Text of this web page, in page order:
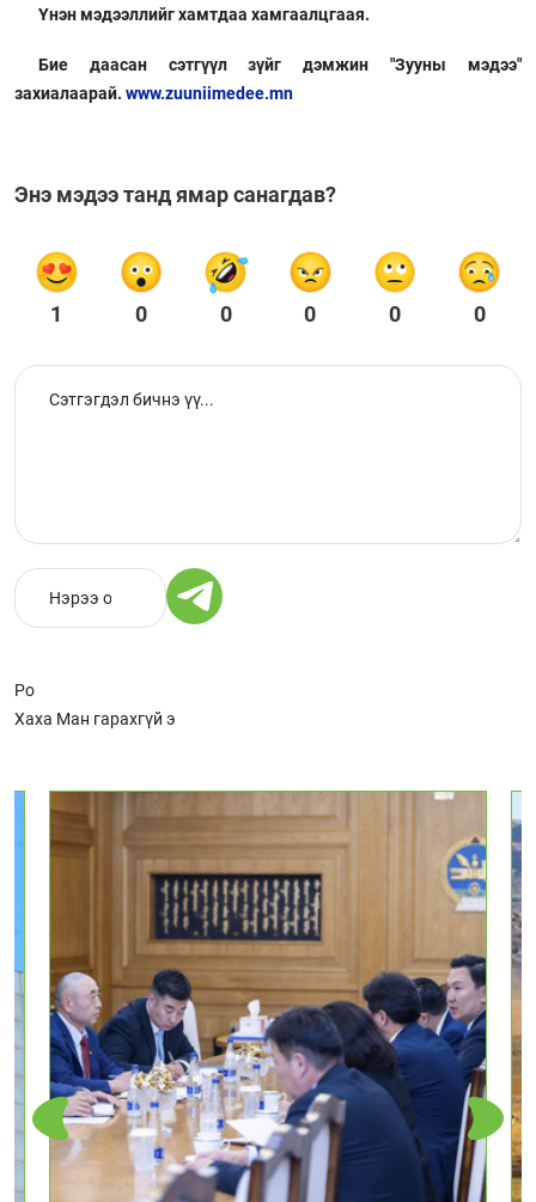
Үнэн мэдээллийг хамтдаа хамгаалцгаая.
Бие даасан сэтгүүл зүйг дэмжин "Зууны мэдээ"
захиалаарай. www.zuuniimedee.mn
Энэ мэдээ танд ямар санагдав?
1 0 0 0 0 0
Ро
Хаха Ман гарахгүй э